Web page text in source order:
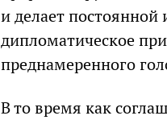
и делает
дипломатическое
преднамеренного
В то время как